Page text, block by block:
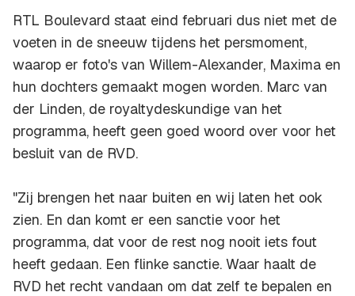
RTL Boulevard staat eind februari dus niet met de
voeten in de sneeuw tijdens het persmoment,
waarop er foto's van Willem-Alexander, Maxima en
hun dochters gemaakt mogen worden. Marc van
der Linden, de royaltydeskundige van het
programma, heeft geen goed woord over voor het
besluit van de RVD.
"Zij brengen het naar buiten en wij laten het ook
zien. En dan komt er een sanctie voor het
programma, dat voor de rest nog nooit iets fout
heeft gedaan. Een flinke sanctie. Waar haalt de
RVD het recht vandaan om dat zelf te bepalen en